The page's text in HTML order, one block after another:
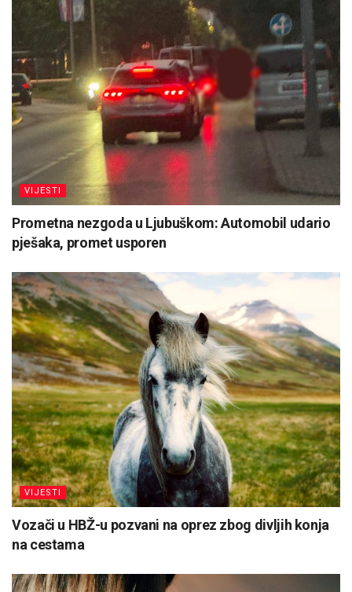
VIJESTI
Prometna nezgoda u Ljubuškom: Automobil udario
pješaka, promet usporen
VIJESTI
Vozači u HBŽ-u pozvani na oprez zbog divljih konja
na cestama